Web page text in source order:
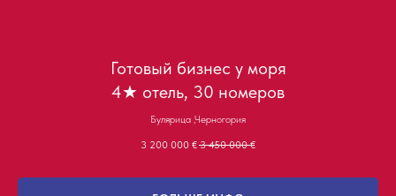
Готовый бизнес у моря
4★ отель, 30 номеров
Булярица ,Черногория
3 200 000 € 3 450 000 €